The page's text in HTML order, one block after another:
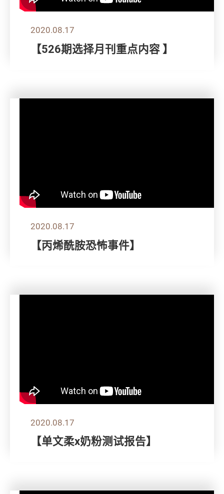
2020.08.17
【526期选择月刊重点内容 】
2020.08.17
【丙烯酰胺恐怖事件】
2020.08.17
【单文柔x奶粉测试报告】